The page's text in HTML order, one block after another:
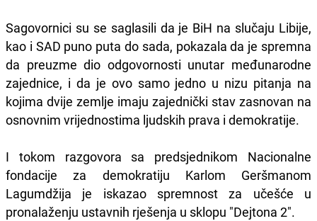
Sagovornici su se saglasili da je BiH na slučaju Libije,
kao i SAD puno puta do sada, pokazala da je spremna
da preuzme dio odgovornosti unutar međunarodne
zajednice, i da je ovo samo jedno u nizu pitanja na
kojima dvije zemlje imaju zajednički stav zasnovan na
osnovnim vrijednostima ljudskih prava i demokratije.
I tokom razgovora sa predsjednikom Nacionalne
fondacije za demokratiju Karlom Geršmanom
Lagumdžija je iskazao spremnost za učešće u
pronalaženju ustavnih rješenja u sklopu "Dejtona 2".